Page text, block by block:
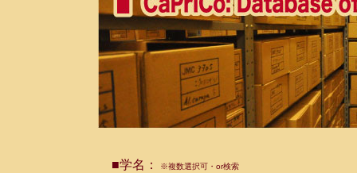
■学名： ※複数選択可・or検索